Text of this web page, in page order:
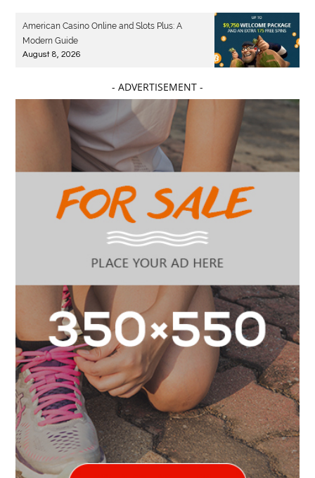
American Casino Online and Slots Plus: A
- ADVERTISEMENT -